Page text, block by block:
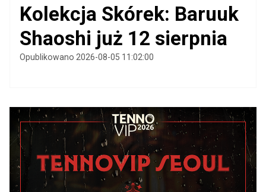
Kolekcja Skórek: Baruuk
Shaoshi już 12 sierpnia
Opublikowano 2026-08-05 11:02:00